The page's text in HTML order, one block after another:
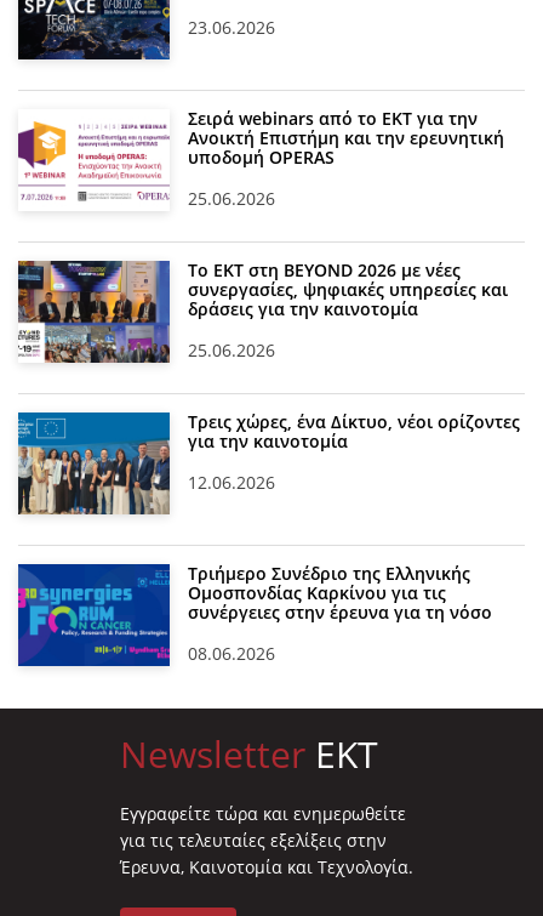
23.06.2026
Σειρά webinars από το ΕΚΤ για την
Ανοικτή Επιστήμη και την ερευνητική
υποδομή OPERAS
25.06.2026
Το ΕΚΤ στη BEYOND 2026 με νέες
συνεργασίες, ψηφιακές υπηρεσίες και
δράσεις για την καινοτομία
25.06.2026
Τρεις χώρες, ένα Δίκτυο, νέοι ορίζοντες
για την καινοτομία
12.06.2026
Τριήμερο Συνέδριο της Ελληνικής
Ομοσπονδίας Καρκίνου για τις
συνέργειες στην έρευνα για τη νόσο
08.06.2026
Newsletter EKT
Eγγραφείτε τώρα και ενημερωθείτε
για τις τελευταίες εξελίξεις στην
Έρευνα, Καινοτομία και Τεχνολογία.